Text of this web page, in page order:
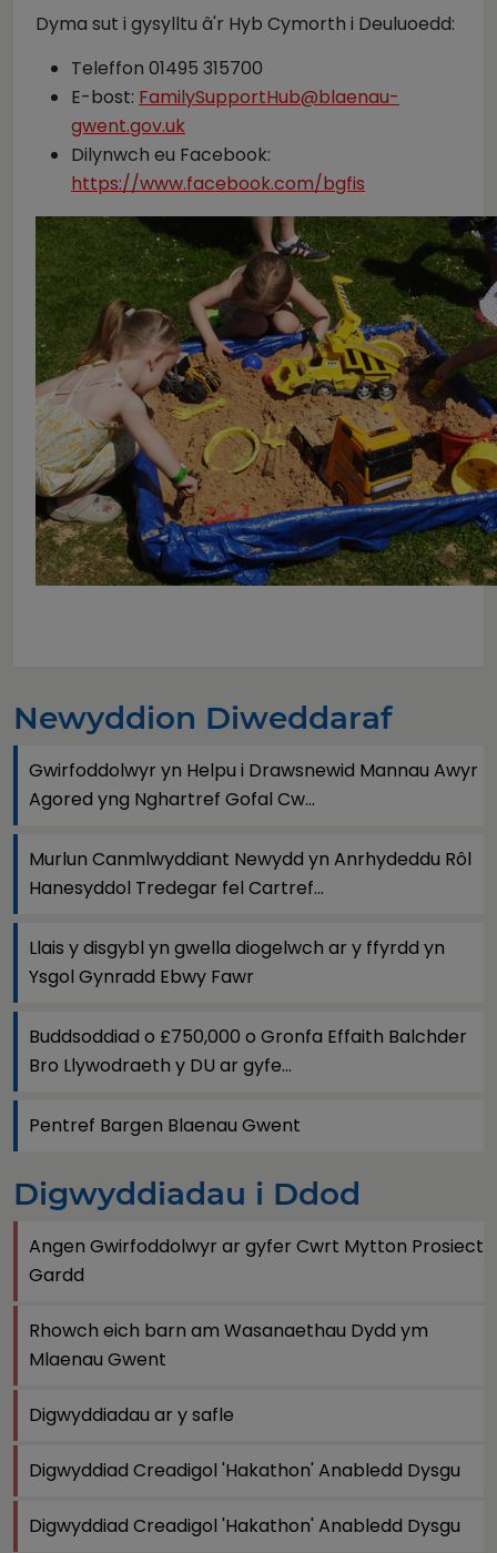
Dyma sut i gysylltu â'r Hyb Cymorth i Deuluoedd:
Teleffon 01495 315700
E-bost: FamilySupportHub@blaenau-
gwent.gov.uk
Dilynwch eu Facebook:
https://www.facebook.com/bgfis
Newyddion Diweddaraf
Gwirfoddolwyr yn Helpu i Drawsnewid Mannau Awyr
Agored yng Nghartref Gofal Cw...
Murlun Canmlwyddiant Newydd yn Anrhydeddu Rôl
Hanesyddol Tredegar fel Cartref...
Llais y disgybl yn gwella diogelwch ar y ffyrdd yn
Ysgol Gynradd Ebwy Fawr
Buddsoddiad o £750,000 o Gronfa Effaith Balchder
Bro Llywodraeth y DU ar gyfe...
Pentref Bargen Blaenau Gwent
Digwyddiadau i Ddod
Angen Gwirfoddolwyr ar gyfer Cwrt Mytton Prosiect
Gardd
Rhowch eich barn am Wasanaethau Dydd ym
Mlaenau Gwent
Digwyddiadau ar y safle
Digwyddiad Creadigol 'Hakathon' Anabledd Dysgu
Digwyddiad Creadigol 'Hakathon' Anabledd Dysgu